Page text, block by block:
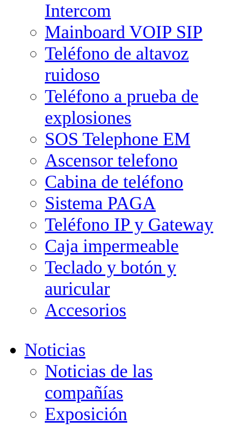
Intercom
Mainboard VOIP SIP
Teléfono de altavoz
ruidoso
Teléfono a prueba de
explosiones
SOS Telephone EM
Ascensor telefono
Cabina de teléfono
Sistema PAGA
Teléfono IP y Gateway
Caja impermeable
Teclado y botón y
auricular
Accesorios
Noticias
Noticias de las
compañías
Exposición